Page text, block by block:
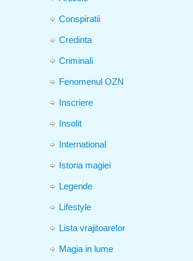
Conspiratii
Credinta
Criminali
Fenomenul OZN
Inscriere
Insolit
International
Istoria magiei
Legende
Lifestyle
Lista vrajitoarelor
Magia in lume